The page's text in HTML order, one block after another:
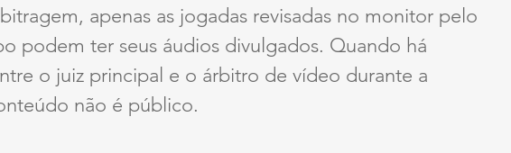
apenas as jogadas revisadas no monitor pelo
podem ter seus áudios divulgados. Quando há
o juiz principal e o árbitro de vídeo durante a
não é público.